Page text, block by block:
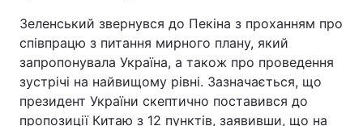
Зеленський звернувся до Пекіна з проханням про
співпрацю з питання мирного плану, який
запропонувала Україна, а також про проведення
зустрічі на найвищому рівні. Зазначається, що
президент України скептично поставився до
пропозиції Китаю з 12 пунктів, заявивши, що на